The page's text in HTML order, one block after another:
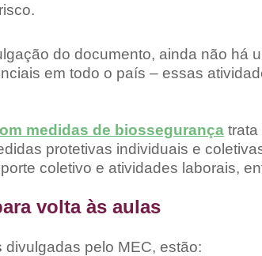
do documento, ainda não há
em todo o país – essas
medidas de biossegurança trata
protetivas individuais e
coletivo e atividades laborais,
volta às aulas
divulgadas pelo MEC, estão: